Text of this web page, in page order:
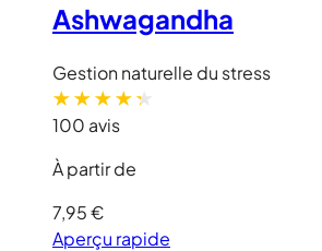
Ashwagandha
Gestion naturelle du stress
100 avis
À partir de
7,95 €
Aperçu rapide